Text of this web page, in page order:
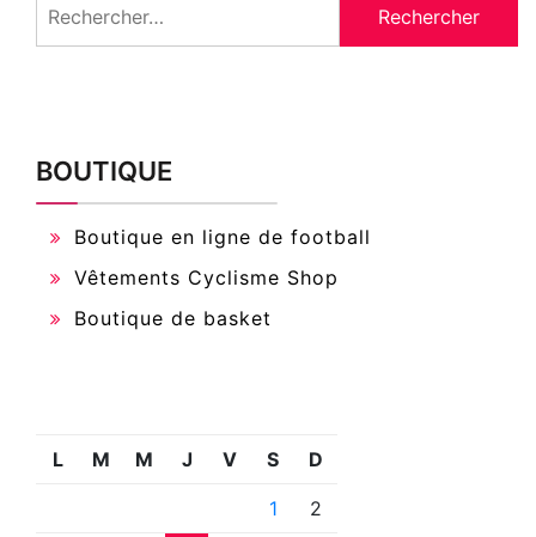
BOUTIQUE
Boutique en ligne de football
Vêtements Cyclisme Shop
Boutique de basket
L M M J V S D
1 2